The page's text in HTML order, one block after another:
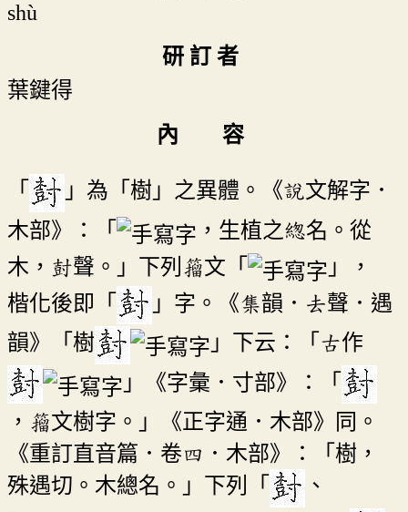
shù
研 訂 者
葉鍵得
內 容
「
」為「樹」之異體。《說文解字．
木部》：「
，生植之緫名。從
木，尌聲。」下列籀文「
」，
楷化後即「
」字。《集韻．去聲．遇
韻》「樹
」下云：「古作
」《字彙．寸部》：「
，籀文樹字。」《正字通．木部》同。
《重訂直音篇．卷四．木部》：「樹，
殊遇切。木總名。」下列「
、